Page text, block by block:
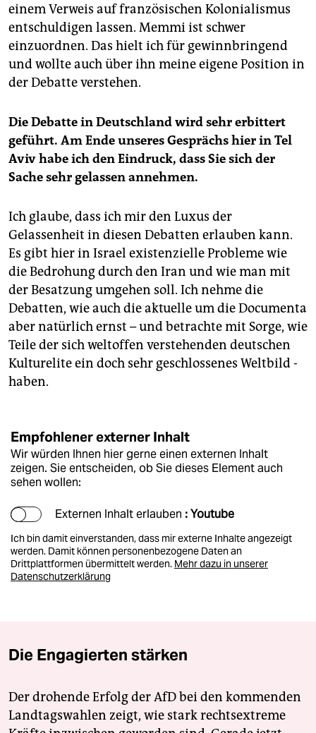
einem Verweis auf französischen Kolonialismus
entschuldigen lassen. Memmi ist schwer
einzuordnen. Das hielt ich für gewinnbringend
und wollte auch über ihn meine eigene Position in
der Debatte verstehen.
Die Debatte in Deutschland wird sehr erbittert
geführt. Am Ende unseres Gesprächs hier in Tel
Aviv habe ich den Eindruck, dass Sie sich der
Sache sehr gelassen annehmen.
Ich glaube, dass ich mir den Luxus der
Gelassenheit in diesen Debatten erlauben kann.
Es gibt hier in Israel existenzielle Probleme wie
die Bedrohung durch den Iran und wie man mit
der Besatzung um­gehen soll. Ich nehme die
Debatten, wie auch die aktuelle um die Documenta
aber natürlich ernst – und betrachte mit Sorge, wie
Teile der sich weltoffen verstehenden deutschen
Kulturelite ein doch sehr geschlossenes Weltbild ­
haben.
Empfohlener externer Inhalt
Wir würden Ihnen hier gerne einen externen Inhalt
zeigen. Sie entscheiden, ob Sie dieses Element auch
sehen wollen:
Externen Inhalt erlauben : Youtube
Ich bin damit einverstanden, dass mir externe Inhalte angezeigt
werden. Damit können personenbezogene Daten an
Drittplattformen übermittelt werden. Mehr dazu in unserer
Datenschutzerklärung
Die Engagierten stärken
Der drohende Erfolg der AfD bei den kommenden
Landtagswahlen zeigt, wie stark rechtsextreme